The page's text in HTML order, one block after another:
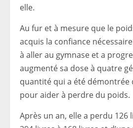
elle.
Au fur et à mesure que le
acquis la confiance
à aller au gymnase et a
augmenté sa dose à quatre
quantité qui a été démontrée
pour aider à perdre du poids.
Après un an, elle a perdu 126